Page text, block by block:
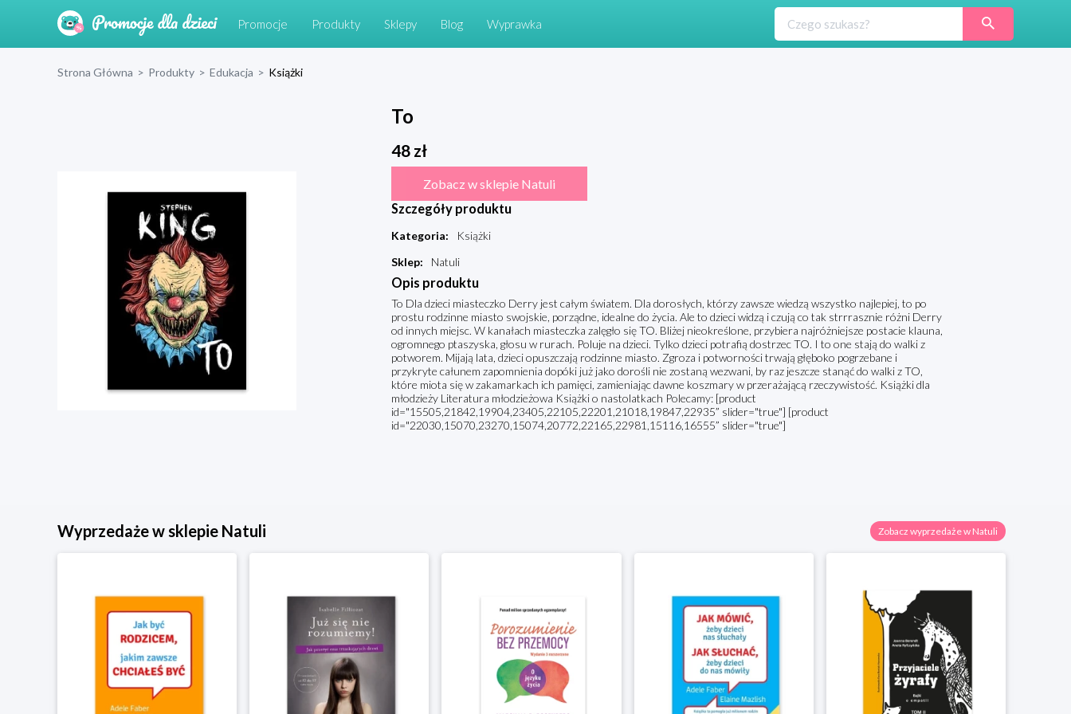
Promocje Produkty Sklepy Blog Wyprawka
Strona Główna > Produkty > Edukacja > Książki
To
48zł
Zobacz w sklepie Natuli
Szczegóły produktu
Kategoria:
Książki
Sklep: Natuli
Opis produktu
To Dla dzieci miasteczko Derry jest całym światem. Dla dorosłych, którzy zawsze wiedzą wszystko najlepiej, to po
prostu rodzinne miasto swojskie, porządne, idealne do życia. Ale to dzieci widzą i czują co tak strrrasznie różni Derry
od innych miejsc. W kanałach miasteczka zalęgło się TO. Bliżej nieokreślone, przybiera najróżniejsze postacie klauna,
ogromnego ptaszyska, głosu w rurach. Poluje na dzieci. Tylko dzieci potrafią dostrzec TO. I to one stają do walki z
potworem. Mijają lata, dzieci opuszczają rodzinne miasto. Zgroza i potworności trwają głęboko pogrzebane i
przykryte całunem zapomnienia dopóki już jako dorośli nie zostaną wezwani, by raz jeszcze stanąć do walki z TO,
które miota się w zakamarkach ich pamięci, zamieniając dawne koszmary w przerażającą rzeczywistość. Książki dla
młodzieży Literatura młodzieżowa Książki o nastolatkach Polecamy: [product
id="15505,21842,19904,23405,22105,22201,21018,19847,22935” slider="true"] [product
id="22030,15070,23270,15074,20772,22165,22981,15116,16555” slider="true"]
Wyprzedaże w sklepie Natuli Zobacz wyprzedaże w Natuli